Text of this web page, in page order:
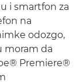
i smartfon za
na
odozgo,
moram da
Premiere®